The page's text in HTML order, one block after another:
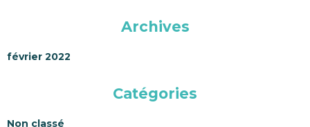
Archives
février 2022
Catégories
Non classé